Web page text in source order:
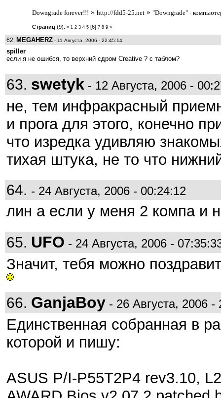
Downgrade forever!!! » http://fdd5-25.net» "Downgrade" -
Страниц (9): « 1 2 3 4 5 [6] 7 8 9 »
62. MEGAHERZ - 11 Августа, 2006 - 22:45:14
spiller
если я не ошибся, то верхний сдром Creative ? с таблом?
63. swetyk - 12 Августа, 2006 -
не, тем инфракрасный
и прога для этого, конечно
что изредка удивляю
тихая штука, не то что
64. - 24 Августа, 2006 - 00:24:12
лин а если у меня 2 компа и
65. UFO - 24 Августа, 2006 -
Значит, тебя можно
66. GanjaBoy - 26 Августа, 2006 -
Единственная собранная в
которой и пишу:
ASUS P/I-P55T2P4 rev3.10,